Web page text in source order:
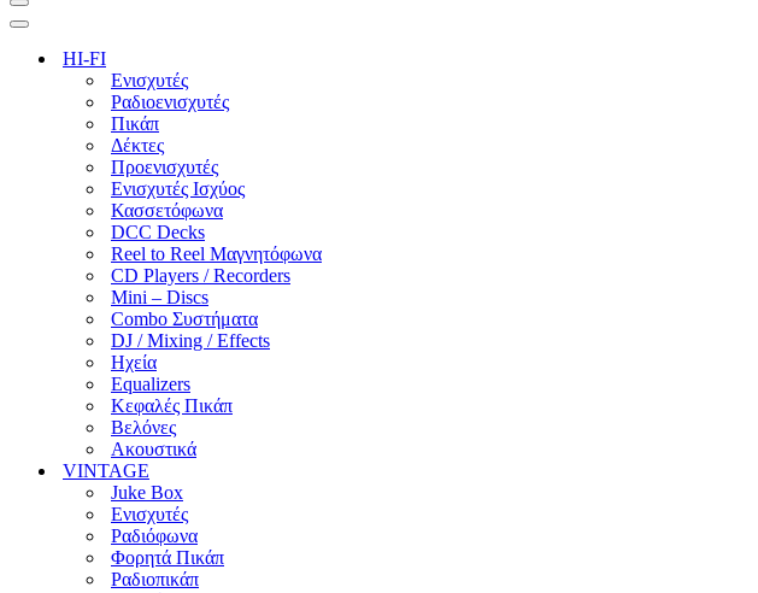
Μενού
πλοήγησης
Μενού
πλοήγησης
HI-FI
Ενισχυτές
Ραδιοενισχυτές
Πικάπ
Δέκτες
Προενισχυτές
Ενισχυτές Ισχύος
Κασσετόφωνα
DCC Decks
Reel to Reel Μαγνητόφωνα
CD Players / Recorders
Mini – Discs
Combo Συστήματα
DJ / Mixing / Effects
Ηχεία
Equalizers
Κεφαλές Πικάπ
Βελόνες
Ακουστικά
VINTAGE
Juke Box
Ενισχυτές
Ραδιόφωνα
Φορητά Πικάπ
Ραδιοπικάπ